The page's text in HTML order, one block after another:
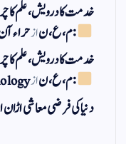
خدمت کا درویش، علم
: م ، ع ، نازحراء
خدمت کا درویش، علم
: م ، ع ، ناز
دنیا کی فرضی معاشی اڑان